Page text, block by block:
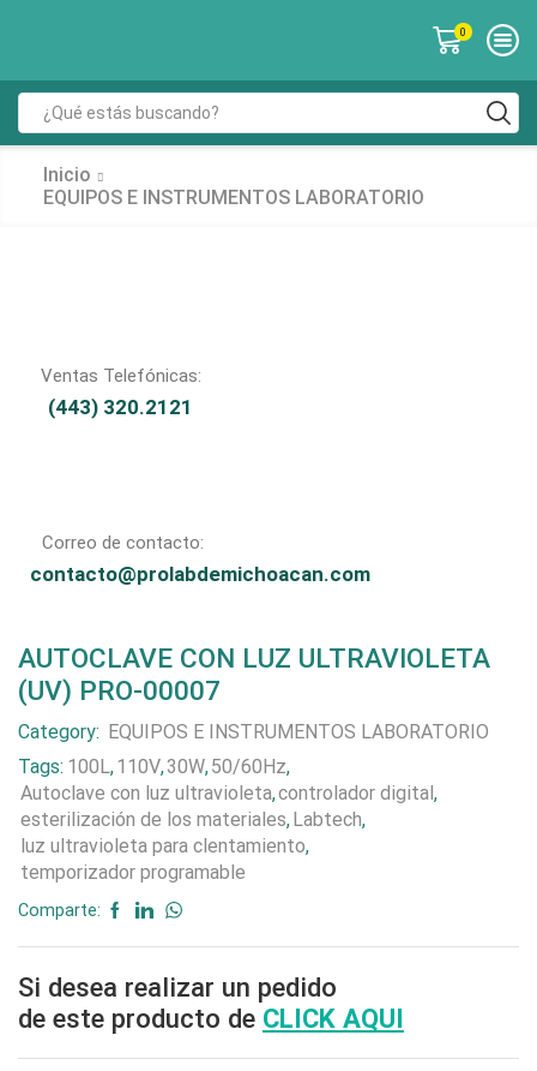
0
Inicio
EQUIPOS E INSTRUMENTOS LABORATORIO
Ventas Telefónicas:
(443) 320.2121
Correo de contacto:
contacto@prolabdemichoacan.com
AUTOCLAVE CON LUZ ULTRAVIOLETA
(UV) PRO-00007
Category: EQUIPOS E INSTRUMENTOS LABORATORIO
Tags: 100L,110V,30W,50/60Hz,
Autoclave con luz ultravioleta,controlador digital,
esterilización de los materiales,Labtech,
luz ultravioleta para clentamiento,
temporizador programable
Comparte:
Si desea realizar un pedido
de este producto de CLICK AQUI